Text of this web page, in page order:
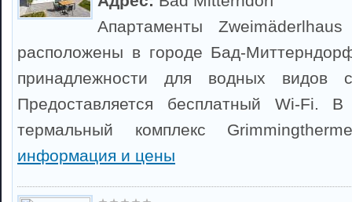
Апартаменты
расположены в городе Бад-
принадлежности для водных видов
Предоставляется бесплатный Wi-Fi.
термальный комплекс
информация и цены